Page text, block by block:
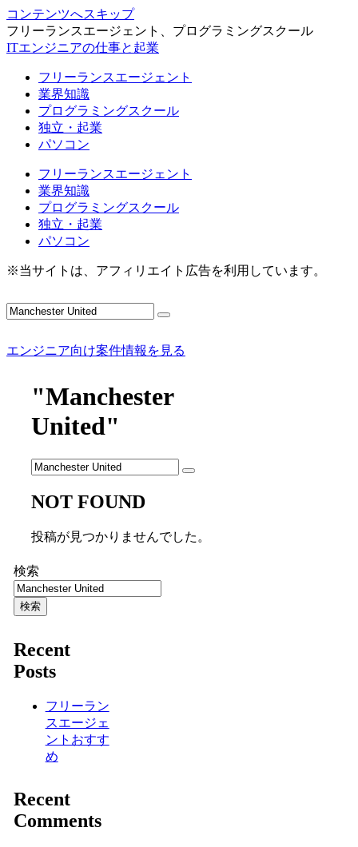
コンテンツへスキップ
フリーランスエージェント、プログラミングスクール
ITエンジニアの仕事と起業
フリーランスエージェント
業界知識
プログラミングスクール
独立・起業
パソコン
フリーランスエージェント
業界知識
プログラミングスクール
独立・起業
パソコン
※当サイトは、アフィリエイト広告を利用しています。
エンジニア向け案件情報を見る
"Manchester
United"
NOT FOUND
投稿が見つかりませんでした。
検索
検索
Recent
Posts
フリーラン
スエージェ
ントおすす
め
Recent
Comments